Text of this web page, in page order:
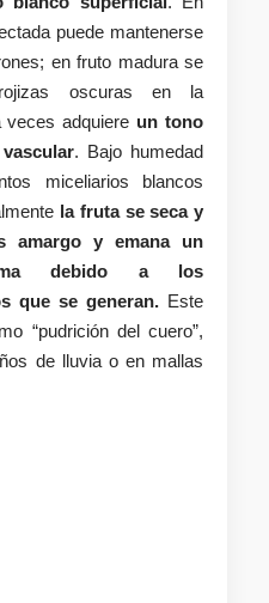
puede mantenerse
en fruto madura se
oscuras en la
adquiere un tono
. Bajo humedad
miceliarios blancos
la fruta se seca y
amargo y emana un
debido a los
que se generan. Este
“pudrición del cuero”,
de lluvia o en mallas